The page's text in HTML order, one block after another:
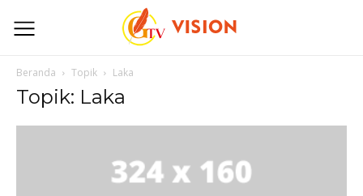
Beranda Topik Laka
Topik: Laka